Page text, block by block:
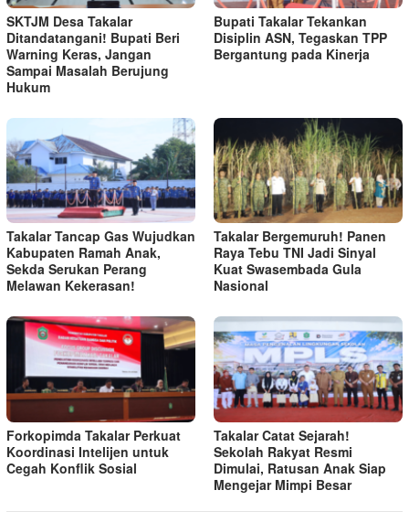
SKTJM Desa Takalar
Ditandatangani! Bupati Beri
Warning Keras, Jangan
Sampai Masalah Berujung
Hukum
Bupati Takalar Tekankan
Disiplin ASN, Tegaskan TPP
Bergantung pada Kinerja
Takalar Tancap Gas Wujudkan
Kabupaten Ramah Anak,
Sekda Serukan Perang
Melawan Kekerasan!
Takalar Bergemuruh! Panen
Raya Tebu TNI Jadi Sinyal
Kuat Swasembada Gula
Nasional
Forkopimda Takalar Perkuat
Koordinasi Intelijen untuk
Cegah Konflik Sosial
Takalar Catat Sejarah!
Sekolah Rakyat Resmi
Dimulai, Ratusan Anak Siap
Mengejar Mimpi Besar